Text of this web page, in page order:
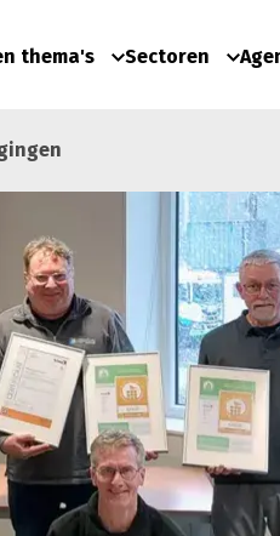
thema's Sectoren